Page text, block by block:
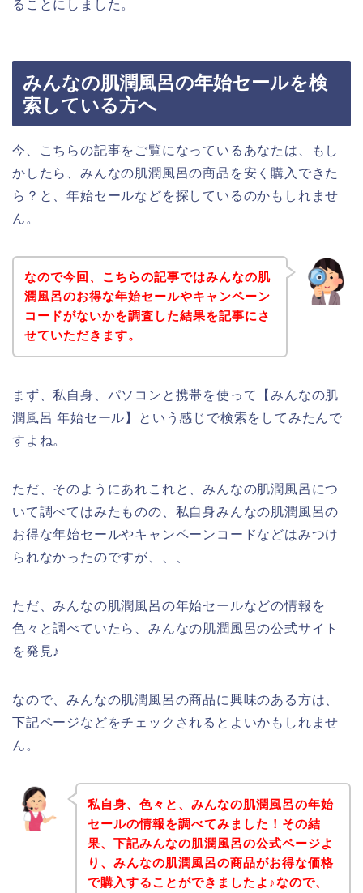
ることにしました。
みんなの肌潤風呂の年始セールを検
索している方へ
今、こちらの記事をご覧になっているあなたは、もし
かしたら、みんなの肌潤風呂の商品を安く購入できた
ら？と、年始セールなどを探しているのかもしれませ
ん。
なので今回、こちらの記事ではみんなの肌
潤風呂のお得な年始セールやキャンペーン
コードがないかを調査した結果を記事にさ
せていただきます。
まず、私自身、パソコンと携帯を使って【みんなの肌
潤風呂 年始セール】という感じで検索をしてみたんで
すよね。
ただ、そのようにあれこれと、みんなの肌潤風呂につ
いて調べてはみたものの、私自身みんなの肌潤風呂の
お得な年始セールやキャンペーンコードなどはみつけ
られなかったのですが、、、
ただ、みんなの肌潤風呂の年始セールなどの情報を
色々と調べていたら、みんなの肌潤風呂の公式サイト
を発見♪
なので、みんなの肌潤風呂の商品に興味のある方は、
下記ページなどをチェックされるとよいかもしれませ
ん。
私自身、色々と、みんなの肌潤風呂の年始
セールの情報を調べてみました！その結
果、下記みんなの肌潤風呂の公式ページよ
り、みんなの肌潤風呂の商品がお得な価格
で購入することができましたよ♪なので、